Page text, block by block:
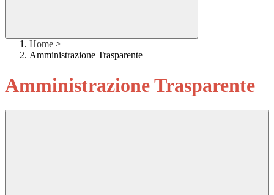
Home >
Amministrazione Trasparente
Amministrazione Trasparente